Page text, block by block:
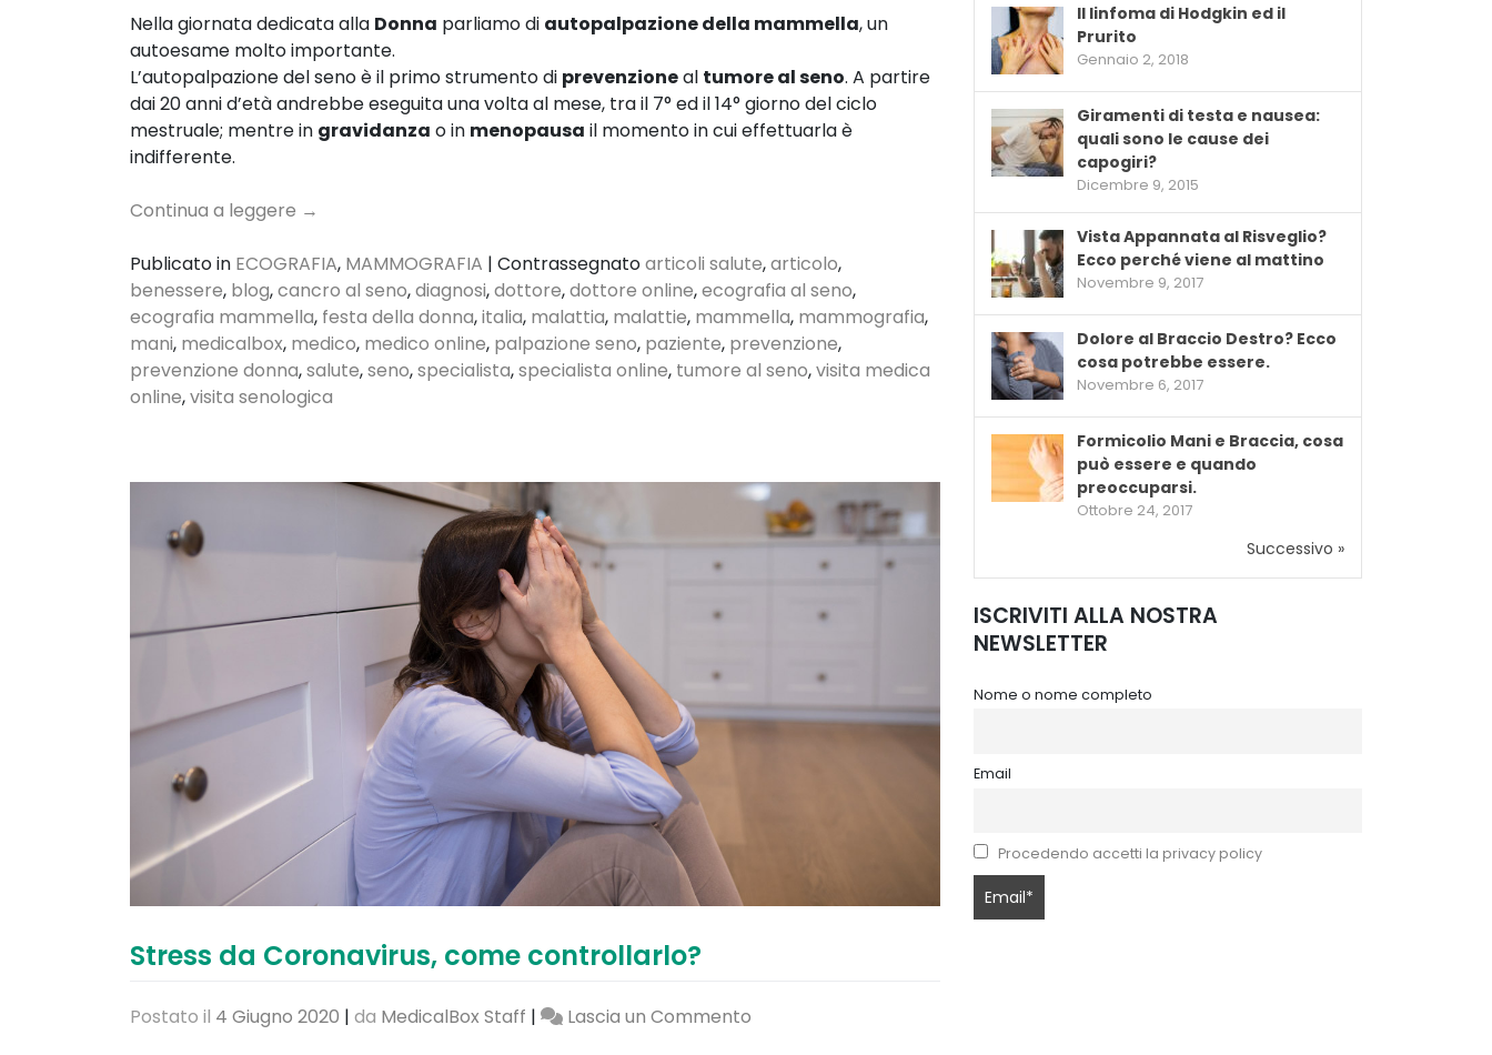
del
come
effettuarla
in
Nella giornata dedicata alla Donna parliamo di autopalpazione della mammella, un
autoesame molto importante.
L’autopalpazione del seno è il primo strumento di prevenzioneal tumore al seno. A partire
dai 20 anni d’età andrebbe eseguita una volta al mese, tra il 7° ed il 14° giorno del ciclo
mestruale; mentre in gravidanza o in menopausa il momento in cui effettuarla è
indifferente.
Continua a leggere →
Publicato in ECOGRAFIA, MAMMOGRAFIA | Contrassegnatoarticoli salute,articolo,
benessere, blog,cancro al seno,diagnosi,dottore,dottore online,ecografia al seno,
ecografia mammella, festa della donna,italia, malattia, malattie, mammella, mammografia,
mani, medicalbox, medico, medico online, palpazione seno, paziente, prevenzione,
prevenzione donna,salute,seno,specialista,specialista online, tumore al seno,visita medica
online,visita senologica
Stress da Coronavirus, come controllarlo?
Postato il 4 Giugno 2020 | da MedicalBox Staff | Lascia un Commento
Il linfoma di Hodgkin ed il
Prurito
Gennaio 2, 2018
Giramenti di testa e nausea:
quali sono le cause dei
capogiri?
Dicembre 9, 2015
Vista Appannata al Risveglio?
Ecco perché viene al mattino
Novembre 9, 2017
Dolore al Braccio Destro? Ecco
cosa potrebbe essere.
Novembre 6, 2017
Formicolio Mani e Braccia, cosa
può essere e quando
preoccuparsi.
Ottobre 24, 2017
Successivo »
ISCRIVITI ALLA NOSTRA
NEWSLETTER
Nome o nome completo
Email
Procedendo accetti la privacy policy